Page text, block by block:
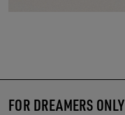
FOR DREAMERS ONLY